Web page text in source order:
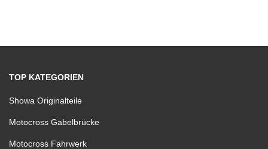
TOP KATEGORIEN
Showa Originalteile
Motocross Gabelbrücke
Motocross Fahrwerk